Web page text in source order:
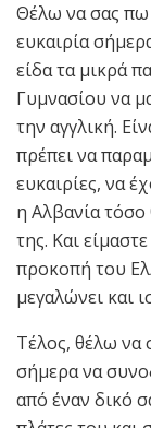
Θέλω να σας πω
ευκαιρία
είδα τα μικρά
Γυμνασίου να
την αγγλική.
πρέπει να
ευκαιρίες, να
η Αλβανία τόσο
της. Και
προκοπή του
μεγαλώνει και
Τέλος, θέλω να
σήμερα να
από έναν δικό